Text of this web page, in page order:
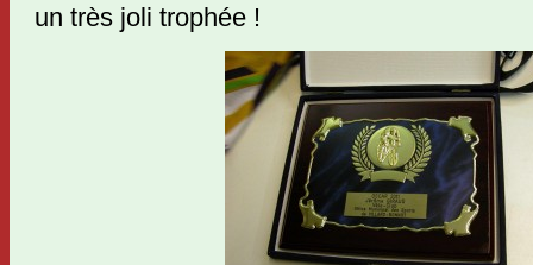
un très joli trophée !